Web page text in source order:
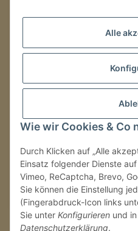
Alle
Wie wir Cookies & Co
Durch Klicken auf „Alle
Einsatz folgender Dienste
Vimeo, ReCaptcha, Brevo,
Sie können die Einstellung
(Fingerabdruck-Icon links
Sie unter Konfigurieren und
Datenschutzerklärung.
08:00–16:00 Uhr
LAGER / RETOUREN
Packmonster Fulfillment
SJS Carstyling Lager
Retouren ausschließlich an
Tel.:+49 (0) 30 36417228
E-Mail:info@sjs-carstyling.com